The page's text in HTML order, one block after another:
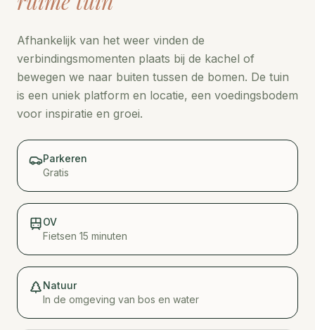
Afhankelijk van het weer vinden de
verbindingsmomenten plaats bij de kachel of
bewegen we naar buiten tussen de bomen. De tuin
is een uniek platform en locatie, een voedingsbodem
voor inspiratie en groei.
Parkeren
Gratis
OV
Fietsen 15 minuten
Natuur
In de omgeving van bos en water